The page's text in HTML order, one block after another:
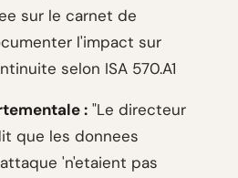
sur le carnet de
l'impact sur
selon ISA 570.A1
: "Le directeur
que les donnees
'n'etaient pas